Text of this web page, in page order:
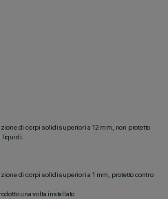
di corpi solidi superiori a 12 mm, non protetto
liquidi.
di corpi solidi superiori a 1 mm, protetto contro
una volta installato